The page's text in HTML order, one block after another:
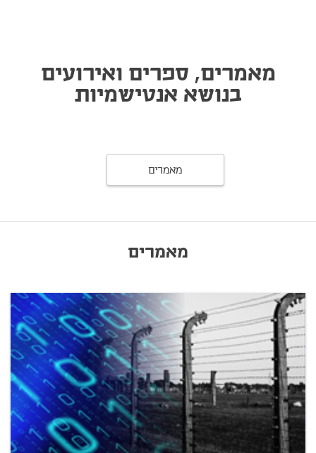
מאמרים, ספרים ואירועים
בנושא אנטישמיות
מאמרים
מאמרים